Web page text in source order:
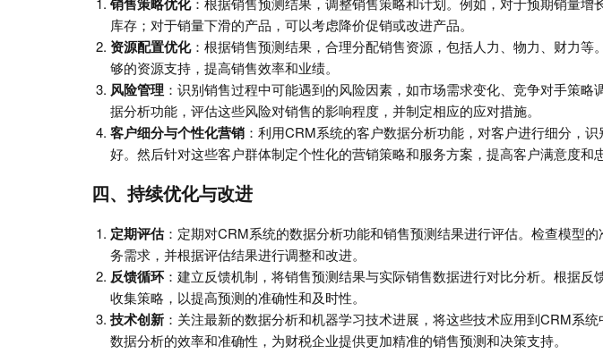
库存；对于销量下滑的产品，可以考虑降价促销或改进产品。
资源配置优化：根据销售预测结果，合理分配销售资源，包括人力、物力、财力等
够的资源支持，提高销售效率和业绩。
风险管理 ：识别销售过程中可能遇到的风险因素，如市场需求变化、竞争对手策略
据分析功能，评估这些风险对销售的影响程度，并制定相应的应对措施。
客户细分与个性化营销 ：利用CRM系统的客户数据分析功能，对客户进行细分，
好。然后针对这些客户群体制定个性化的营销策略和服务方案，提高客户满意度和忠
四、持续优化与改进
定期评估：定期对CRM系统的数据分析功能和销售预测结果进行评估。检查模型
务需求，并根据评估结果进行调整和改进。
反馈循环：建立反馈机制，将销售预测结果与实际销售数据进行对比分析。根据反
收集策略，以提高预测的准确性和及时性。
技术创新 ：关注最新的数据分析和机器学习技术进展，将这些技术应用到CRM系
数据分析的效率和准确性，为财税企业提供更加精准的销售预测和决策支持。